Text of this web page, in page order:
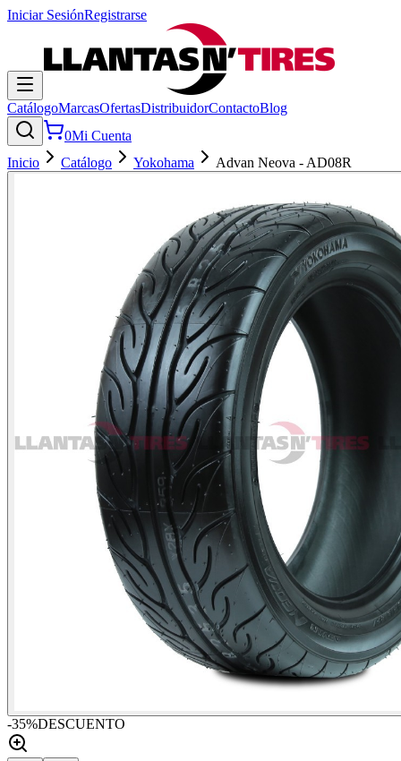
Iniciar SesiónRegistrarse
CatálogoMarcasOfertasDistribuidorContactoBlog
0Mi Cuenta
Inicio
Catálogo Yokohama Advan Neova - AD08R
-35%DESCUENTO